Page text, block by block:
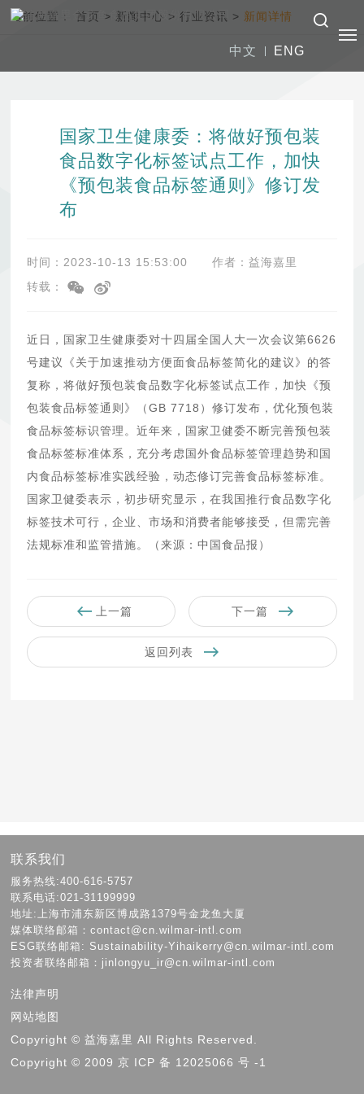
中文 ENG
当前位置：首页 > 新闻中心 > 行业资讯 > 新闻详情
国家卫生健康委：将做好预包装
食品数字化标签试点工作，加快
《预包装食品标签通则》修订发
布
时间：2023-10-13 15:53:00
作者：益海嘉里
转载：
近日，国家卫生健康委对十四届全国人大一次会议第6626
号建议《关于加速推动方便面食品标签简化的建议》的答
复称，将做好预包装食品数字化标签试点工作，加快《预
包装食品标签通则》（GB 7718）修订发布，优化预包装
食品标签标识管理。近年来，国家卫健委不断完善预包装
食品标签标准体系，充分考虑国外食品标签管理趋势和国
内食品标签标准实践经验，动态修订完善食品标签标准。
国家卫健委表示，初步研究显示，在我国推行食品数字化
标签技术可行，企业、市场和消费者能够接受，但需完善
法规标准和监管措施。（来源：中国食品报）
上一篇 下一篇
返回列表
联系我们
服务热线:400-616-5757
联系电话:021-31199999
地址:上海市浦东新区博成路1379号金龙鱼大厦
媒体联络邮箱：contact@cn.wilmar-intl.com
ESG联络邮箱: Sustainability-Yihaikerry@cn.wilmar-intl.com
投资者联络邮箱：jinlongyu_ir@cn.wilmar-intl.com
法律声明
网站地图
Copyright © 益海嘉里 All Rights Reserved.
Copyright © 2009 京 ICP 备 12025066 号 -1